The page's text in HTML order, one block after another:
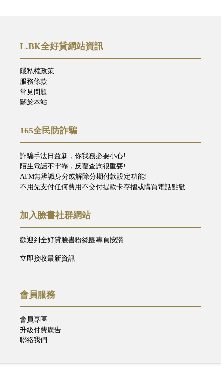
L.BK全好貸網站資訊
隱私權政策
服務條款
常見問題
關於本站
165全民防詐騙
詐騙手法日益新，你我務必要小心!
陌生電話不牢靠，反覆查詢很重要!
ATM無辨識身分或解除分期付款設定功能!
不用先支付任何費用不交付提款卡存摺或購買電話點數
加入臉書社群網站
歡迎到全好貸臉書粉絲團專頁按讚
立即接收最新資訊
會員服務
會員專區
升級付費廣告
聯絡我們